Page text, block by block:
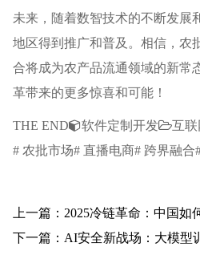
未来，随着数智技术的不断发展
地区得到推广和普及。相信，农
合将成为农产品流通领域的新常
革带来的更多惊喜和可能！
THE END 软件定制开发 互联
# 农批市场# 直播电商# 跨界融合